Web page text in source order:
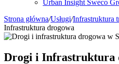
Urban Insight Sweco
Strona główna/Usługi/Infrastruktura
Infrastruktura drogowa
Drogi i Infrastruktura